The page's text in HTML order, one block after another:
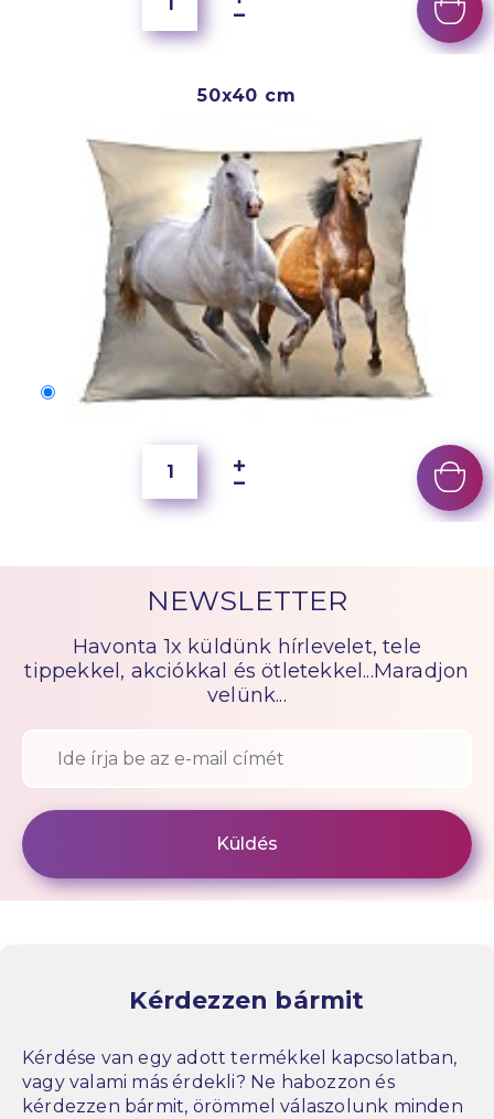
50x40 cm
50x40 cm
NEWSLETTER
Havonta 1x küldünk hírlevelet, tele
tippekkel, akciókkal és ötletekkel...Maradjon
velünk...
Kérdezzen bármit
Kérdése van egy adott termékkel kapcsolatban,
vagy valami más érdekli? Ne habozzon és
kérdezzen bármit, örömmel válaszolunk minden